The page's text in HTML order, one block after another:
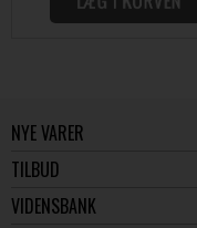
NYE VARER
TILBUD
VIDENSBANK